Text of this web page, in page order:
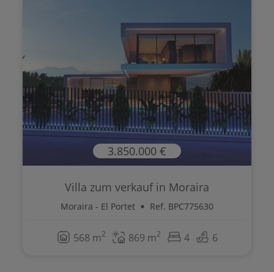
3.850.000 €
Villa zum verkauf in Moraira
Moraira - El Portet Ref. BPC775630
568 m2 869 m2 4 6